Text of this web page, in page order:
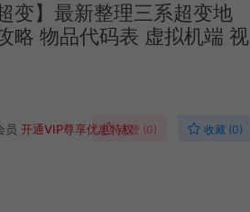
变】最新整理三系超变地
略 物品代码表 虚拟机端 视
员 开通VIP尊享优惠特权
点赞 (0) 收藏 (0)